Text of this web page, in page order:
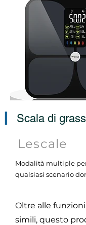
Scala di
Lescale
Modalità multiple
qualsiasi scenario
Oltre alle
simili, questo